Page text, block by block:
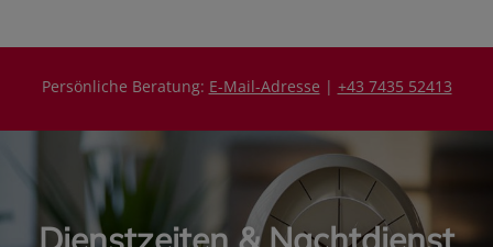
Persönliche Beratung: E-Mail-Adresse | +43 7435 52413